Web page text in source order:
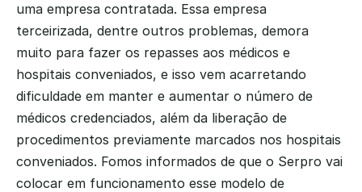
uma empresa contratada. Essa empresa
terceirizada, dentre outros problemas, demora
muito para fazer os repasses aos médicos e
hospitais conveniados, e isso vem acarretando
dificuldade em manter e aumentar o número de
médicos credenciados, além da liberação de
procedimentos previamente marcados nos hospitais
conveniados. Fomos informados de que o Serpro vai
colocar em funcionamento esse modelo de